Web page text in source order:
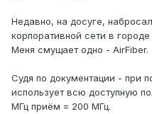
Недавно, на досуге,
корпоративной сети в
Меня смущает одно - AirFiber.
Судя по документации - при
использует всю доступную
МГц приём = 200 МГц.